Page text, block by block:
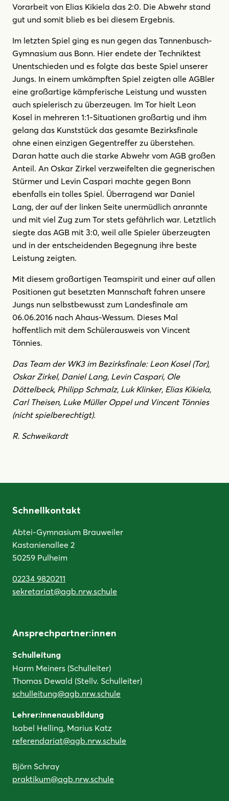
Vorarbeit von Elias Kikiela das 2:0. Die Abwehr stand
gut und somit blieb es bei diesem Ergebnis.
Im letzten Spiel ging es nun gegen das Tannenbusch-
Gymnasium aus Bonn. Hier endete der Techniktest
Unentschieden und es folgte das beste Spiel unserer
Jungs. In einem umkämpften Spiel zeigten alle AGBler
eine großartige kämpferische Leistung und wussten
auch spielerisch zu überzeugen. Im Tor hielt Leon
Kosel in mehreren 1:1-Situationen großartig und ihm
gelang das Kunststück das gesamte Bezirksfinale
ohne einen einzigen Gegentreffer zu überstehen.
Daran hatte auch die starke Abwehr vom AGB großen
Anteil. An Oskar Zirkel verzweifelten die gegnerischen
Stürmer und Levin Caspari machte gegen Bonn
ebenfalls ein tolles Spiel. Überragend war Daniel
Lang, der auf der linken Seite unermüdlich anrannte
und mit viel Zug zum Tor stets gefährlich war. Letztlich
siegte das AGB mit 3:0, weil alle Spieler überzeugten
und in der entscheidenden Begegnung ihre beste
Leistung zeigten.
Mit diesem großartigen Teamspirit und einer auf allen
Positionen gut besetzten Mannschaft fahren unsere
Jungs nun selbstbewusst zum Landesfinale am
06.06.2016 nach Ahaus-Wessum. Dieses Mal
hoffentlich mit dem Schülerausweis von Vincent
Tönnies.
Das Team der WK3 im Bezirksfinale: Leon Kosel (Tor),
Oskar Zirkel, Daniel Lang, Levin Caspari, Ole
Döttelbeck, Philipp Schmalz, Luk Klinker, Elias Kikiela,
Carl Theisen, Luke Müller Oppel und Vincent Tönnies
(nicht spielberechtigt).
R. Schweikardt
Schnellkontakt
Abtei-Gymnasium Brauweiler
Kastanienallee 2
50259 Pulheim
02234 9820211
sekretariat@agb.nrw.schule
Ansprechpartner:innen
Schulleitung
Harm Meiners (Schulleiter)
Thomas Dewald (Stellv. Schulleiter)
schulleitung@agb.nrw.schule
Lehrer:innenausbildung
Isabel Helling, Marius Katz
referendariat@agb.nrw.schule
Björn Schray
praktikum@agb.nrw.schule